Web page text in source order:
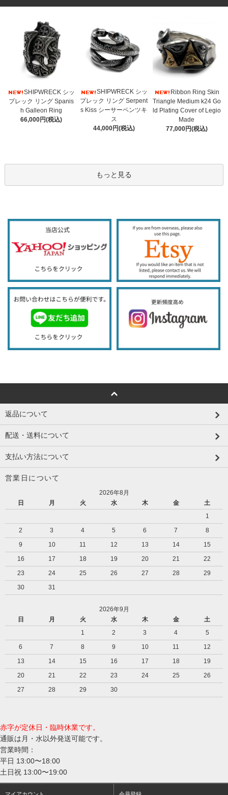
SHIPWRECK シッ
プレック リング Spanis
h Galleon Ring
66,000円(税込)
SHIPWRECK シッ
プレック リング Serpent
s Kiss シーサーペンツキ
ス
44,000円(税込)
Ribbon Ring Skin
Triangle Medium k24 Go
ld Plating Cover of Legio
Made
77,000円(税込)
もっと見る
返品について
配送・送料について
支払い方法について
営業日について
2026年8月
日
月 火 水 木 金
土
1
2
3 4 5 6 7
8
9
10 11 12 13 14
15
16
17 18 19 20 21
22
23
24 25 26 27 28
29
30
31
2026年9月
日
月 火 水 木 金
土
1
2 3 4
5
6
7 8 9 10 11
12
13
14 15 16 17 18
19
20
21 22 23 24 25
26
27
28 29 30
赤字が定休日・臨時休業です。
通販は月・水以外発送可能です。
営業時間：
平日 13:00〜18:00
土日祝 13:00〜19:00